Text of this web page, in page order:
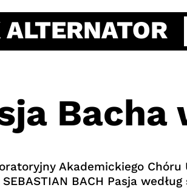
ALTERNATOR
Bacha
Akademickiego
BACH Pasja